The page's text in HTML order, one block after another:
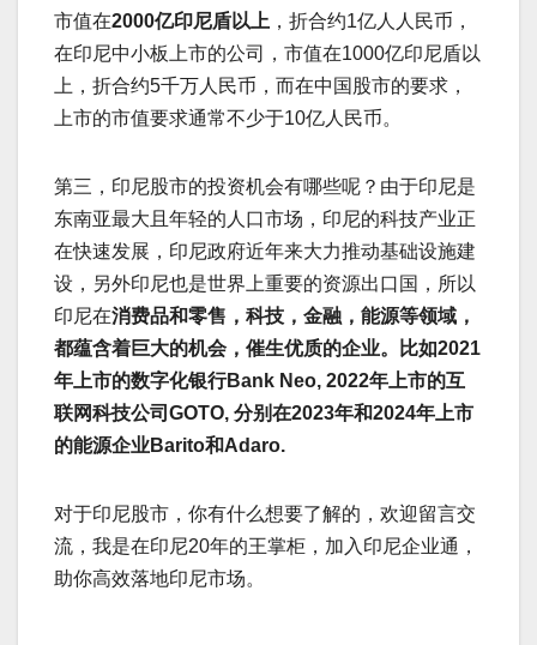
市值在2000亿印尼盾以上 ，折合约1亿人人民币，
在印尼中小板上市的公司，市值在1000亿印尼盾以
上，折合约5千万人民币，而在中国股市的要求，
上市的市值要求通常不少于10亿人民币。
第三，印尼股市的投资机会有哪些呢？由于印尼是
东南亚最大且年轻的人口市场，印尼的科技产业正
在快速发展，印尼政府近年来大力推动基础设施建
设，另外印尼也是世界上重要的资源出口国，所以
印尼在消费品和零售，科技，金融，能源等领域，
都蕴含着巨大的机会，催生优质的企业。比如2021
年上市的数字化银行Bank Neo, 2022年上市的互
联网科技公司 GOTO, 分别在2023年和2024年上市
的能源企业Barito和Adaro.
对于印尼股市，你有什么想要了解的，欢迎留言交
流，我是在印尼20年的王掌柜，加入印尼企业通，
助你高效落地印尼市场。